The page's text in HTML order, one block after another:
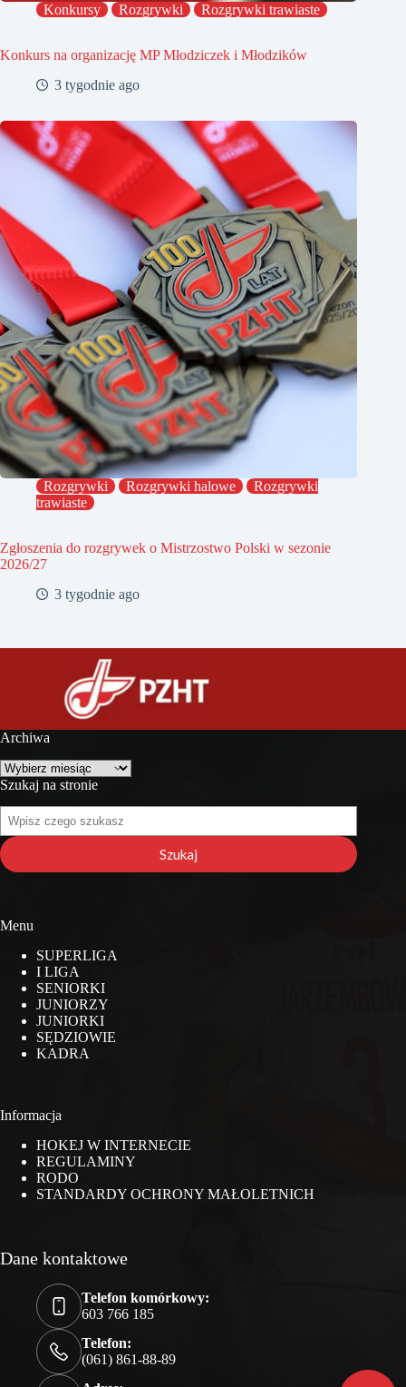
Konkursy Rozgrywki Rozgrywki trawiaste
Konkurs na organizację MP Młodziczek i Młodzików
3 tygodnie ago
Rozgrywki Rozgrywki halowe
Rozgrywki
trawiaste
Zgłoszenia do rozgrywek o Mistrzostwo Polski w sezonie
2026/27
3 tygodnie ago
Archiwa
Archiwa
Szukaj na stronie
Szukaj
na
stronie
Szukaj
Menu
SUPERLIGA
I LIGA
SENIORKI
JUNIORZY
JUNIORKI
SĘDZIOWIE
KADRA
Informacja
HOKEJ W INTERNECIE
REGULAMINY
RODO
STANDARDY OCHRONY MAŁOLETNICH
Dane kontaktowe
Telefon komórkowy:
603 766 185
Telefon:
(061) 861-88-89